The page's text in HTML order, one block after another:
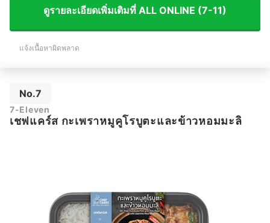
ดูรายละเอียดเพิ่มเติมที่ ALL ONLINE (7-11)
แจ้งเนื้อหาผิดพลาด
No.7
7-Eleven
เชฟแคร์ส กะเพราหมูคูโรบูตะและข้าวหอมมะลิ